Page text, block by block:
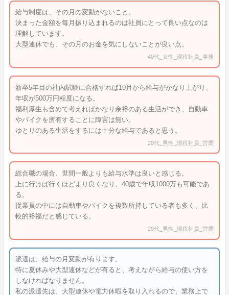
給与制度は、その月の変動がないこと。
決まった金額を毎月振り込まれるのは社員にとって良い点なのは
理解しています。
大型連休でも、その月のお金を気にしないことが良い点。
40代_女性_現役社員_事務
新卒5年目の社内試験に合格すれば10月から給与がかなり上がり、
年収が500万円程度になる。
福利厚生も含めて考えればかなり余裕のある生活ができ、自動車
やバイクを所有することに障害は無い。
ゆとりのある生活をするには十分な給与であると思う。
20代_男性_現役社員_営業
総合職の場合、世間一般よりも給与水準は良いと感じる。
上に行けば行くほどより良くなり、40歳で年収1000万も可能であ
る。
従業員の中には自動車やバイクを複数所持している者も多く、比
較的裕福だと感じている。
20代_男性_現役社員_営業
派遣は、給与の月変動が有ります。
特に夏休みや大型連休などが有ると、考えながら給与の使い方を
しなければなりません。
私の派遣先は、大型連休や電力休暇を取り入れるので、業務上で